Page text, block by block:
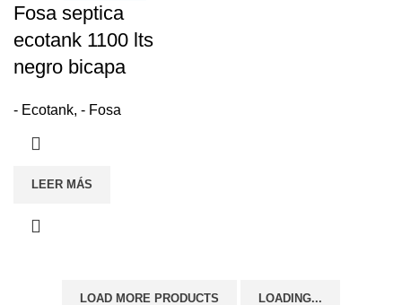
Fosa septica
ecotank 1100 lts
negro bicapa
- Ecotank, - Fosa
LEER MÁS
LOAD MORE PRODUCTS LOADING...